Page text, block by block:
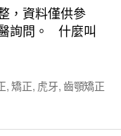
，資料僅供參
詢問。 什麼叫
,矯正, 虎牙,齒顎矯正